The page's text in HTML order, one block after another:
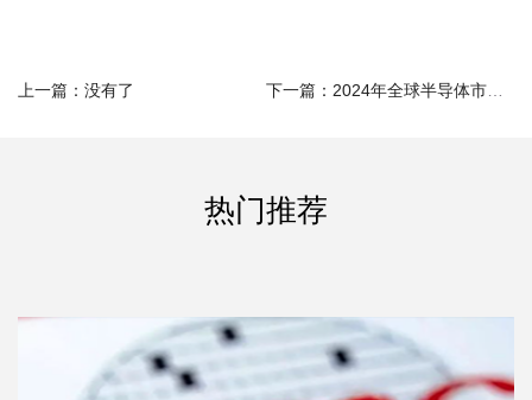
上一篇：没有了
热门推荐